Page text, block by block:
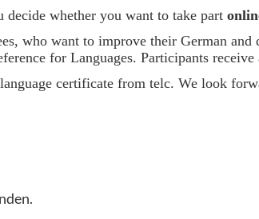
whether you want to take part
who want to improve their German
for Languages. Participants
certificate from telc. We look